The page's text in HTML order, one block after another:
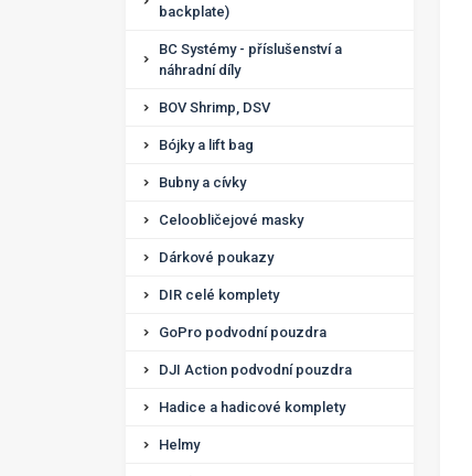
backplate)
BC Systémy - příslušenství a
náhradní díly
BOV Shrimp, DSV
Bójky a lift bag
Bubny a cívky
Celoobličejové masky
Dárkové poukazy
DIR celé komplety
GoPro podvodní pouzdra
DJI Action podvodní pouzdra
Hadice a hadicové komplety
Helmy